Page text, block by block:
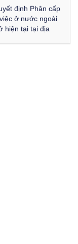
định Phân cấp
ở nước ngoài
hiện tại tại địa
rút gọn trong
luật
vụ lưu trữ tài liệu
ĐĂK LẮK -
pháp luật quy
tổ chức phối
quả 06 năm
quyết số 19-
nhân dịp kỷ
truyền
28/8/2023)